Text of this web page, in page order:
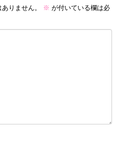
りません。 ※ が付いている欄は必